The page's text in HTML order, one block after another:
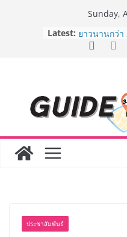
Sunday,
Latest: AirAsia X
ยาวนานกว่
“BIO
ระดับผลิตภั
พาณิชย์อย่า
ปะทะ ฟิลิปปิ
ประชาสัมพันธ์